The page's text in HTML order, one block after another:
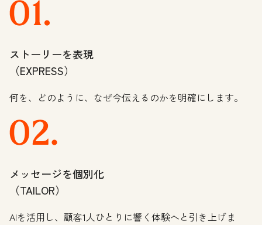
ストーリーを表現
（EXPRESS）
何を、どのように、なぜ今伝えるのかを明確にします。
メッセージを個別化
（TAILOR）
AIを活用し、顧客1人ひとりに響く体験へと引き上げま